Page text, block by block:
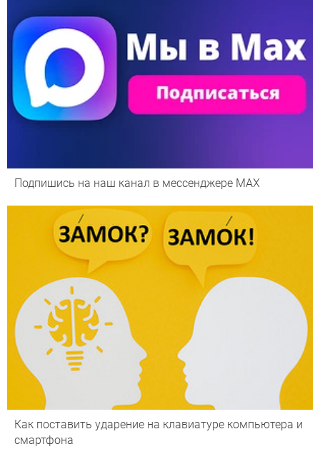
Подпишись на наш канал в мессенджере МАХ
Как поставить ударение на клавиатуре компьютера и
смартфона